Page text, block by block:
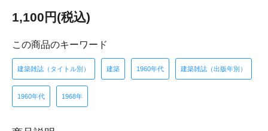
1,100円(税込)
この商品のキーワード
建築雑誌（タイトル別） 建築 1960年代 建築雑誌（出版年別）
1960年代 1968年